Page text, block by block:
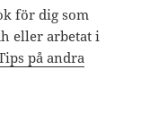
för dig som
eller arbetat i
på andra